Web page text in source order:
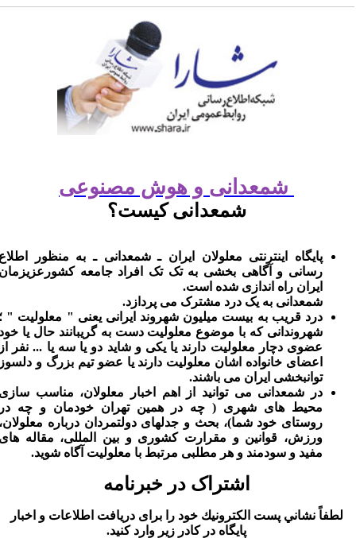
شمعدانی و هوش مصنوعی
شمعدانی کیست؟
پایگاه اینترنتی معلولان ایران ـ شمعدانی ـ به منظور اطلاع
رسانی و آگاهی بخشی به تک تک افراد جامعه کشورعزیزمان
ایران راه اندازی شده است.
شمعدانی به یک درد مشترک می پردازد.
درد قریب به بیست میلیون شهروند ایرانی یعنی " معلولیت " ؛
شهروندانی که با موضوع معلولیت دست به گریبانند حال یا خود
عضوی دچار معلولیت دارند یا یکی و شاید دو یا سه یا ... نفر از
اعضای خانواده اشان معلولیت دارند یا عضو تیم بزرگ و دلسوز
توانبخشی ایران می باشند.
در شمعدانی می توانید از اهم اخبار معلولان، مناسب سازی
محیط های شهری ( چه در همین تهران خودمان و چه در
روستای خود شما)، بحث و جدلهای دولتمردان درباره معلولان،
ورزش، قوانین و مقرارت کشوری و بین المللی، مقاله های
مفید و سودمند و هر مطلبی مرتبط با معلولیت آگاه شوید.
اشتراک در خبرنامه
لطفاً نشاني پست الكترونيك خود را برای دريافت اطلاعات و اخبار
پايگاه در كادر زير وارد كنيد.